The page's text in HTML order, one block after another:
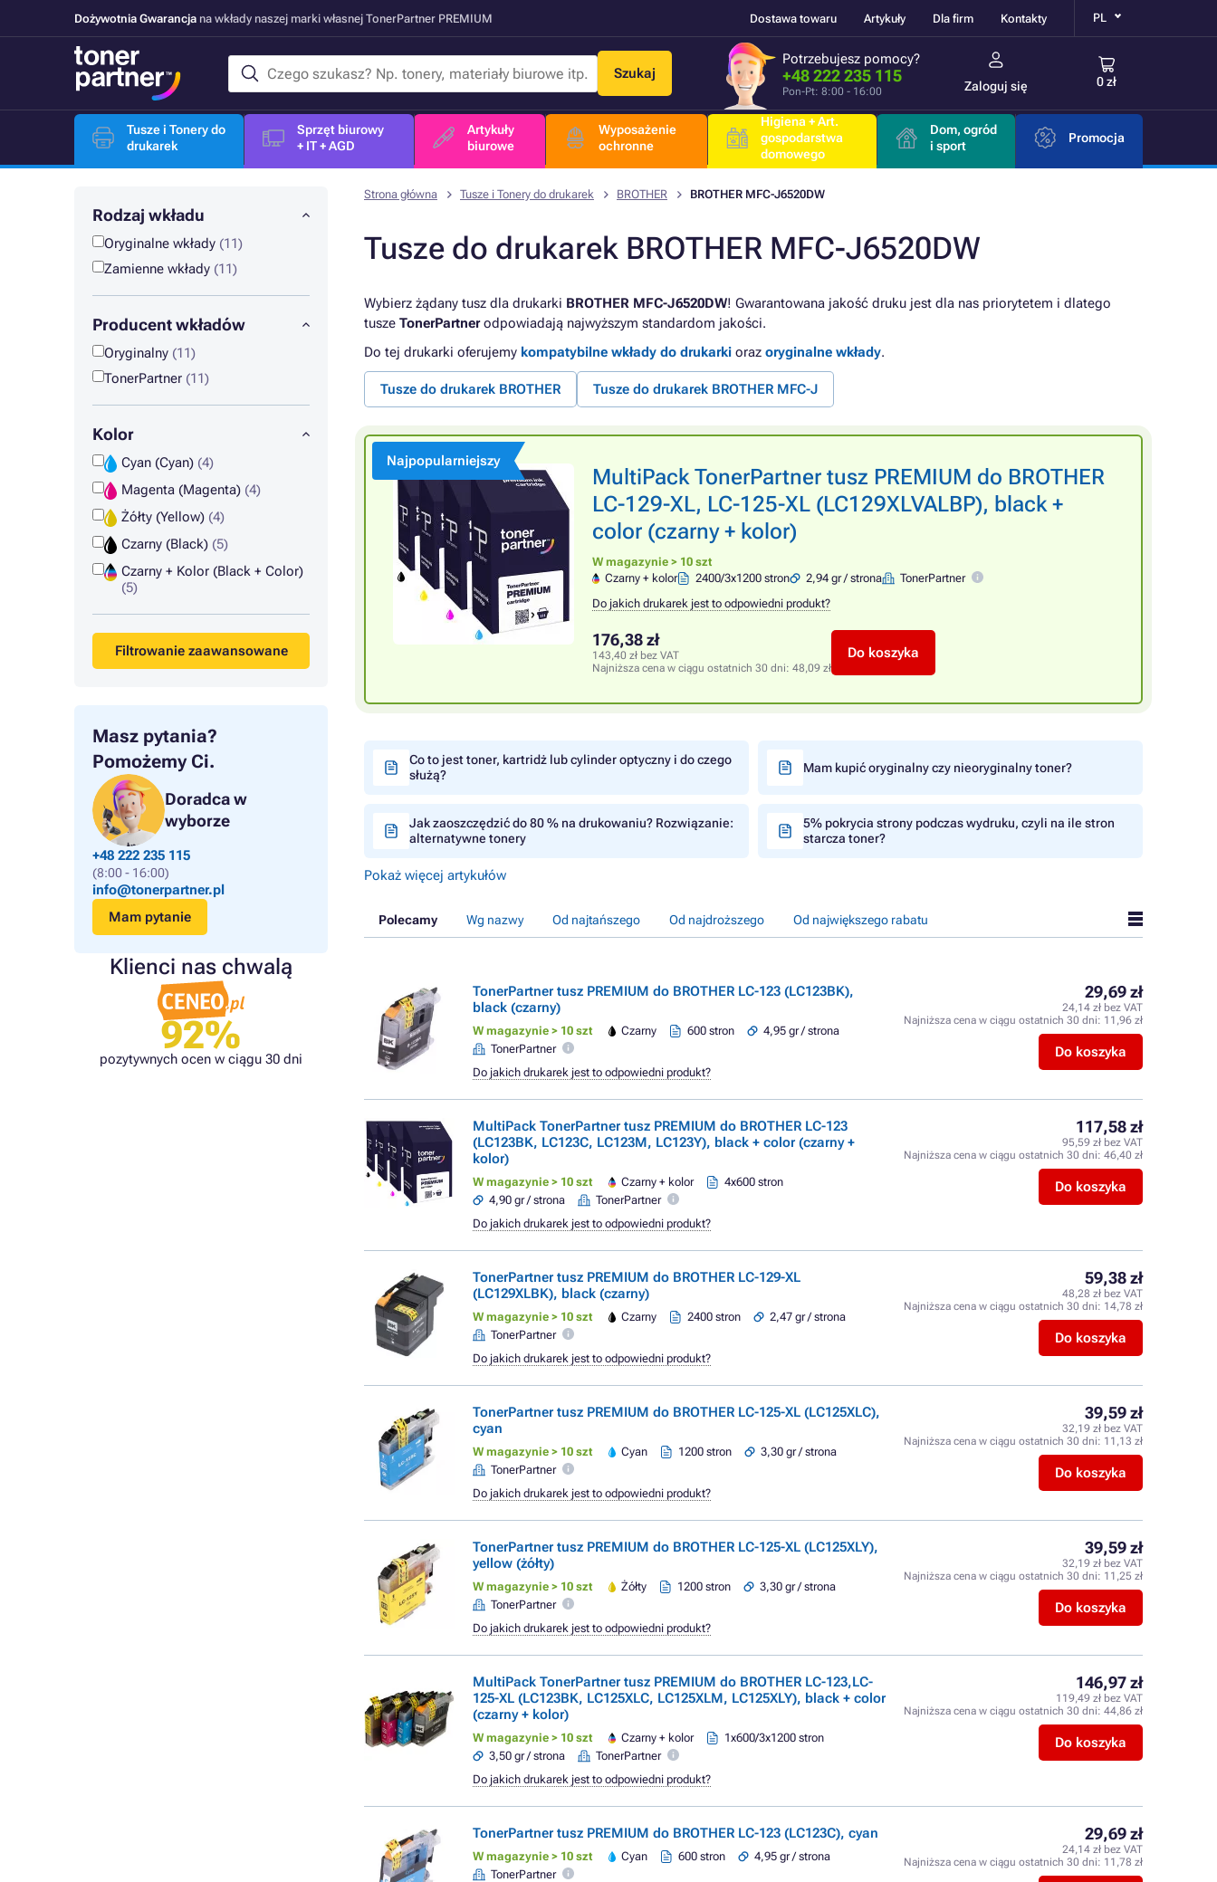
Dożywotnia Gwarancja na wkłady naszej marki własnej TonerPartner PREMIUM Dostawa towaru Artykuły Dla firm Kontakty PL
Szukaj
Potrzebujesz pomocy?
+48 222 235 115
Pon-Pt: 8:00 - 16:00 Zaloguj się 0 zł
Tusze i Tonery do
drukarek
Sprzęt biurowy
+ IT + AGD
Artykuły
biurowe
Wyposażenie
ochronne
Higiena + Art.
gospodarstwa
domowego
Dom, ogród
i sport
Promocja
Rodzaj wkładu
Oryginalne wkłady (11)
Zamienne wkłady (11)
Producent wkładów
Oryginalny (11)
TonerPartner (11)
Kolor
Cyan (Cyan) (4)
Magenta (Magenta) (4)
Żółty (Yellow) (4)
Czarny (Black) (5)
Czarny + Kolor (Black + Color)
(5)
Filtrowanie zaawansowane
Masz pytania?
Pomożemy Ci.
Doradca w
wyborze
+48 222 235 115
(8:00 - 16:00)
info@tonerpartner.pl
Mam pytanie
Klienci nas chwalą
92%
pozytywnych ocen w ciągu 30 dni
Strona główna Tusze i Tonery do drukarek BROTHER BROTHER MFC-J6520DW
Tusze do drukarek BROTHER MFC-J6520DW
Wybierz żądany tusz dla drukarki BROTHER MFC-J6520DW! Gwarantowana jakość druku jest dla nas priorytetem i dlatego
tusze TonerPartnerodpowiadają najwyższym standardom jakości.
Do tej drukarki oferujemy kompatybilne wkłady do drukarki oraz oryginalne wkłady.
Tusze do drukarek BROTHER Tusze do drukarek BROTHER MFC-J
Najpopularniejszy
MultiPack TonerPartner tusz PREMIUM do BROTHER
LC-129-XL, LC-125-XL (LC129XLVALBP), black +
color (czarny + kolor)
W magazynie > 10 szt
Czarny + kolor
2400/3x1200 stron 2,94 gr / strona
TonerPartner
Do jakich drukarek jest to odpowiedni produkt?
176,38 zł
143,40 zł bez VAT
Najniższa cena w ciągu ostatnich 30 dni: 48,09 zł
Do koszyka
Co to jest toner, kartridż lub cylinder optyczny i do czego
służą?
Mam kupić oryginalny czy nieoryginalny toner?
Jak zaoszczędzić do 80 % na drukowaniu? Rozwiązanie:
alternatywne tonery
5% pokrycia strony podczas wydruku, czyli na ile stron
starcza toner?
Pokaż więcej artykułów
Polecamy Wg nazwy Od najtańszego Od najdroższego Od największego rabatu
TonerPartner tusz PREMIUM do BROTHER LC-123 (LC123BK),
black (czarny)
W magazynie > 10 szt Czarny 600 stron
4,95 gr / strona
TonerPartner
29,69 zł
24,14 zł bez VAT
Najniższa cena w ciągu ostatnich 30 dni: 11,96 zł
Do koszyka
Do jakich drukarek jest to odpowiedni produkt?
MultiPack TonerPartner tusz PREMIUM do BROTHER LC-123
(LC123BK, LC123C, LC123M, LC123Y), black + color (czarny +
kolor)
W magazynie > 10 szt Czarny + kolor
4x600 stron
4,90 gr / strona
TonerPartner
117,58 zł
95,59 zł bez VAT
Najniższa cena w ciągu ostatnich 30 dni: 46,40 zł
Do koszyka
Do jakich drukarek jest to odpowiedni produkt?
TonerPartner tusz PREMIUM do BROTHER LC-129-XL
(LC129XLBK), black (czarny)
W magazynie > 10 szt Czarny 2400 stron
2,47 gr / strona
TonerPartner
59,38 zł
48,28 zł bez VAT
Najniższa cena w ciągu ostatnich 30 dni: 14,78 zł
Do koszyka
Do jakich drukarek jest to odpowiedni produkt?
TonerPartner tusz PREMIUM do BROTHER LC-125-XL (LC125XLC),
cyan
W magazynie > 10 szt Cyan 1200 stron
3,30 gr / strona
TonerPartner
39,59 zł
32,19 zł bez VAT
Najniższa cena w ciągu ostatnich 30 dni: 11,13 zł
Do koszyka
Do jakich drukarek jest to odpowiedni produkt?
TonerPartner tusz PREMIUM do BROTHER LC-125-XL (LC125XLY),
yellow (żółty)
W magazynie > 10 szt Żółty 1200 stron
3,30 gr / strona
TonerPartner
39,59 zł
32,19 zł bez VAT
Najniższa cena w ciągu ostatnich 30 dni: 11,25 zł
Do koszyka
Do jakich drukarek jest to odpowiedni produkt?
MultiPack TonerPartner tusz PREMIUM do BROTHER LC-123,LC-
125-XL (LC123BK, LC125XLC, LC125XLM, LC125XLY), black + color
(czarny + kolor)
W magazynie > 10 szt Czarny + kolor
1x600/3x1200 stron
3,50 gr / strona
TonerPartner
146,97 zł
119,49 zł bez VAT
Najniższa cena w ciągu ostatnich 30 dni: 44,86 zł
Do koszyka
Do jakich drukarek jest to odpowiedni produkt?
TonerPartner tusz PREMIUM do BROTHER LC-123 (LC123C), cyan
W magazynie > 10 szt Cyan 600 stron
4,95 gr / strona
TonerPartner
29,69 zł
24,14 zł bez VAT
Najniższa cena w ciągu ostatnich 30 dni: 11,78 zł